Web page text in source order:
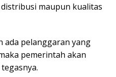
maupun kualitas
ada pelanggaran yang
pemerintah akan